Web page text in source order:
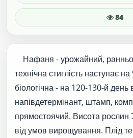
84
Нафаня - урожайний,
технічна стиглість наступає
біологічна - на 120-130-й день
напівдетермінант, штамп,
прямостоячий. Висота
від умов вирощування. Плід